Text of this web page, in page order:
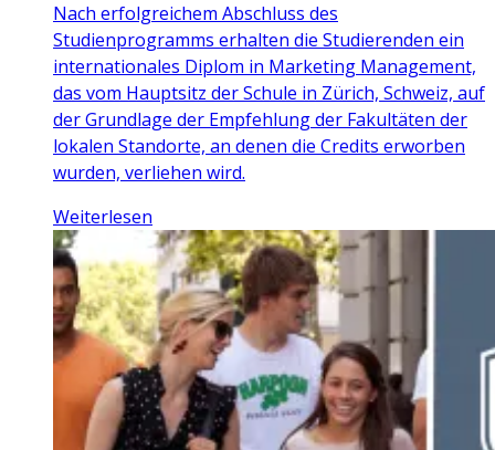
Nach erfolgreichem Abschluss des
Studienprogramms erhalten die Studierenden ein
internationales Diplom in Marketing Management,
das vom Hauptsitz der Schule in Zürich, Schweiz, auf
der Grundlage der Empfehlung der Fakultäten der
lokalen Standorte, an denen die Credits erworben
wurden, verliehen wird.
Weiterlesen